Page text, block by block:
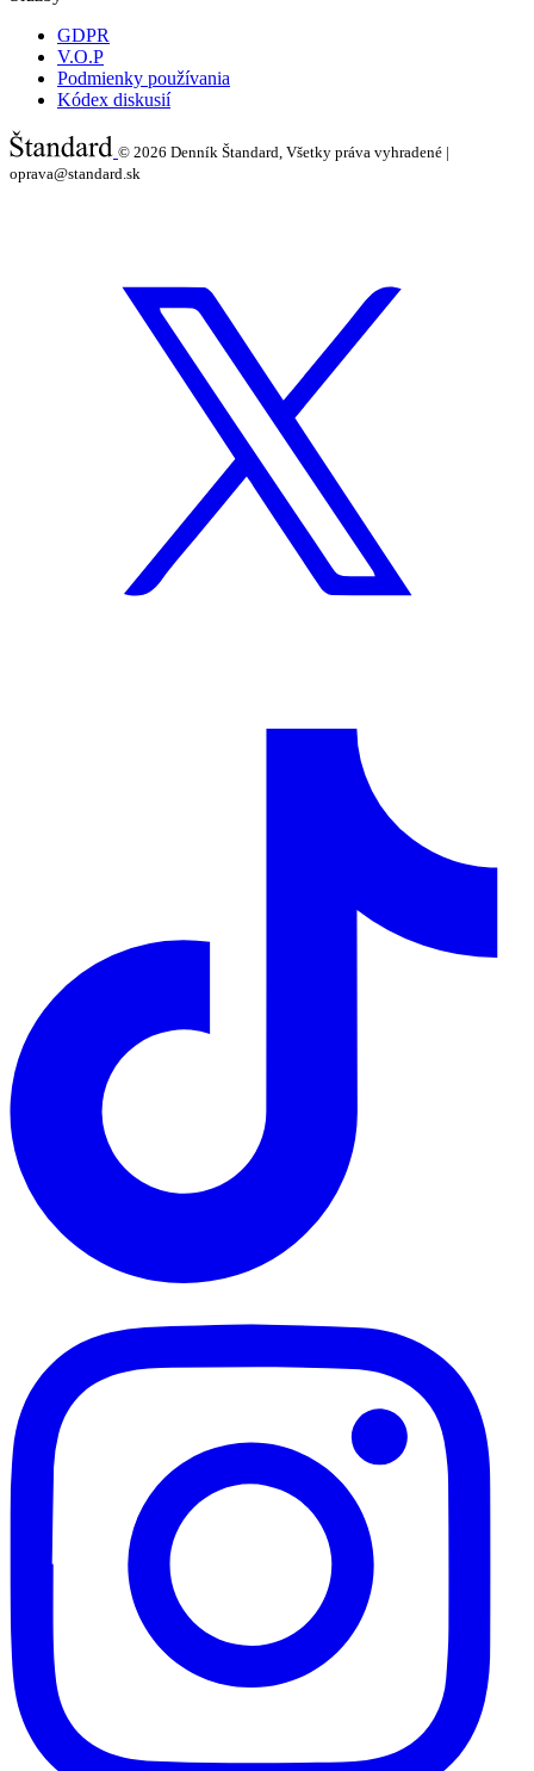
GDPR
V.O.P
Podmienky používania
Kódex diskusií
© 2026 Denník Štandard, Všetky práva vyhradené |
oprava@standard.sk